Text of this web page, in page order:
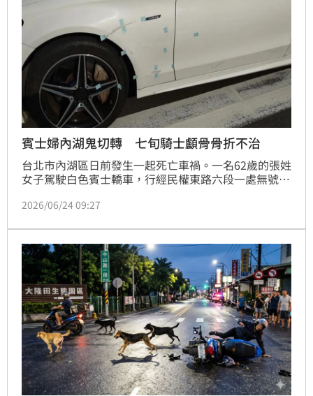
賓士婦內湖鬼切轉 七旬騎士顱骨骨折不治
台北市內湖區日前發生一起死亡車禍。一名62歲的張姓
女子駕駛白色賓士轎車，行經民權東路六段一處無號誌
的機車閃避不及，高齡76歲的江姓騎士當場被撞飛重
嚴重內出血，於隔日凌晨宣告傷重不治。肇事的張女被
依法移送法辦。
2026/06/24 09:27